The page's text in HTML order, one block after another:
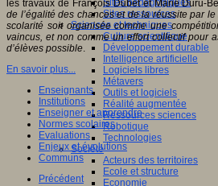
Sites pédagogiques
Sites ressources
Sciences et techniques
Culture scientifique
Développement durable
Intelligence artificielle
Logiciels libres
Métavers
Outils et logiciels
Réalité augmentée
Ressources sciences
Robotique
Technologies
Société
Acteurs des territoires
Ecole et structure
Economie
les travaux de François Dubet et Marie Duru-
de l’égalité des chances et de la réussite par
scolarité soit organisée comme une
vaincus, et non comme un effort collectif pour
d’élèves possible.
En savoir plus...
Enseignants
Institutions
Enseigner et apprendre
Normes scolaires
Evaluations
Enjeux et évolutions
Communs
Précédent